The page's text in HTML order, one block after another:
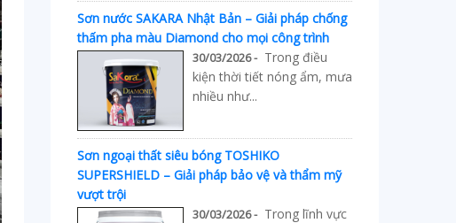
Sơn nước SAKARA Nhật Bản – Giải pháp chống
thấm pha màu Diamond cho mọi công trình
30/03/2026 - Trong điều
kiện thời tiết nóng ẩm, mưa
nhiều như...
Sơn ngoại thất siêu bóng TOSHIKO
SUPERSHIELD – Giải pháp bảo vệ và thẩm mỹ
vượt trội
30/03/2026 - Trong lĩnh vực